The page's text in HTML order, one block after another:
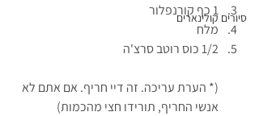
סיורים קולינארים
1 כף קורנפלור
מלח
1/2 כוס רוטב סרצ'ה
(* הערת עריכה. זה דיי חריף. אם אתם לא
אנשי החריף, תורידו חצי מהכמות)